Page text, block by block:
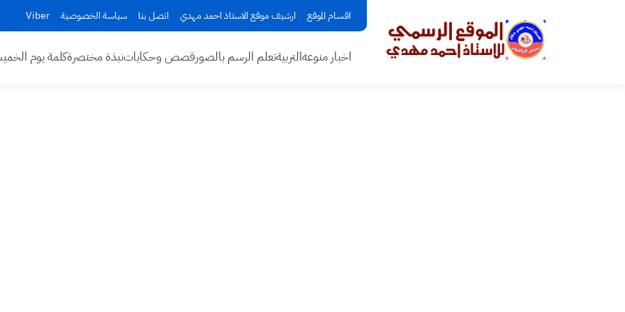
اقسام الموقع ارشيف موقع الاستاذ احمد مهدي اتصل بنا سياسة الخصوصية Viber
اخبار منوعهالتربيةتعلم الرسم بالصورقصص وحكاياتنبذة مختصرةكلمة يوم